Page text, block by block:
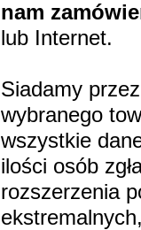
nam
lub Internet.
Siadamy
wybranego
wszystkie
ilości osób
rozszerzenia